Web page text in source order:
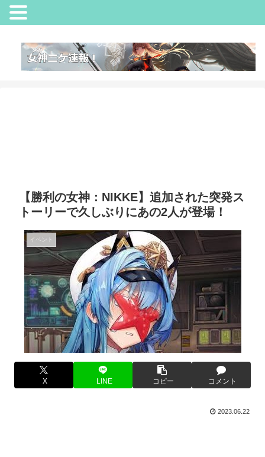
【勝利の女神：NIKKE】追加された突発ス
トーリーで久しぶりにあの2人が登場！
イベント
X LINE コピー コメント
2023.06.22